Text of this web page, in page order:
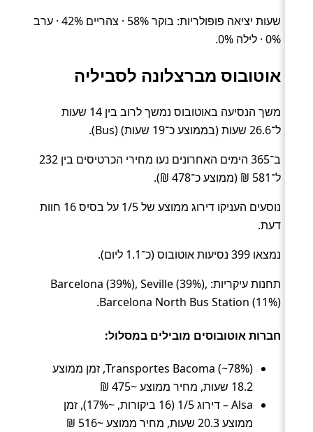
שעות יציאה פופולריות: בוקר 58% · צהריים 42% · ערב
0% · לילה 0%.
אוטובוס מברצלונה לסביליה
משך הנסיעה באוטובוס נמשך לרוב בין 14 שעות
ל־26.6 שעות (בממוצע כ־19 שעות) (Bus).
ב־365 הימים האחרונים נעו מחירי הכרטיסים בין 232
ל־581 ₪ (ממוצע כ־478 ₪).
נוסעים העניקו דירוג ממוצע של 1/5 על בסיס 16 חוות
דעת.
נמצאו 399 נסיעות אוטובוס (כ־1.1 ליום).
תחנות עיקריות: Barcelona (39%), Seville (39%),
Barcelona North Bus Station (11%).
חברות אוטובוסים מובילים במסלול:
Transportes Bacoma (~78%), זמן ממוצע
18.2 שעות, מחיר ממוצע ~475 ₪
Alsa – דירוג 1/5 (16 ביקורות, ~17%), זמן
ממוצע 20.3 שעות, מחיר ממוצע ~516 ₪